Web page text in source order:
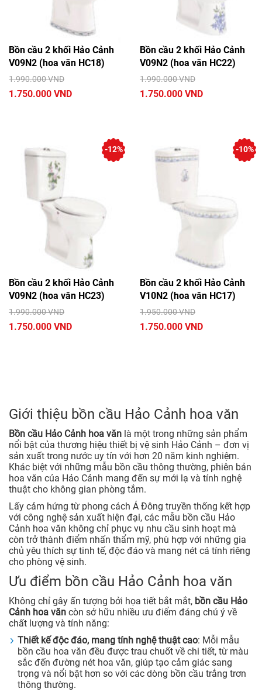
Bồn cầu 2 khối Hảo Cảnh
V09N2 (hoa văn HC18)
1.990.000 VND
1.750.000 VND
Bồn cầu 2 khối Hảo Cảnh
V09N2 (hoa văn HC22)
1.990.000 VND
1.750.000 VND
Bồn cầu 2 khối Hảo Cảnh
V09N2 (hoa văn HC23)
1.990.000 VND
1.750.000 VND
-12%
Bồn cầu 2 khối Hảo Cảnh
V10N2 (hoa văn HC17)
1.950.000 VND
1.750.000 VND
-10%
Giới thiệu bồn cầu Hảo Cảnh hoa văn
Bồn cầu Hảo Cảnh hoa văn là một trong những sản phẩm
nổi bật của thương hiệu thiết bị vệ sinh Hảo Cảnh – đơn vị
sản xuất trong nước uy tín với hơn 20 năm kinh nghiệm.
Khác biệt với những mẫu bồn cầu thông thường, phiên bản
hoa văn của Hảo Cảnh mang đến sự mới lạ và tính nghệ
thuật cho không gian phòng tắm.
Lấy cảm hứng từ phong cách Á Đông truyền thống kết hợp
với công nghệ sản xuất hiện đại, các mẫu bồn cầu Hảo
Cảnh hoa văn không chỉ phục vụ nhu cầu sinh hoạt mà
còn trở thành điểm nhấn thẩm mỹ, phù hợp với những gia
chủ yêu thích sự tinh tế, độc đáo và mang nét cá tính riêng
cho phòng vệ sinh.
Ưu điểm bồn cầu Hảo Cảnh hoa văn
Không chỉ gây ấn tượng bởi họa tiết bắt mắt, bồn cầu Hảo
Cảnh hoa văn còn sở hữu nhiều ưu điểm đáng chú ý về
chất lượng và tính năng:
Thiết kế độc đáo, mang tính nghệ thuật cao: Mỗi mẫu
bồn cầu hoa văn đều được trau chuốt về chi tiết, từ màu
sắc đến đường nét hoa văn, giúp tạo cảm giác sang
trọng và nổi bật hơn so với các dòng bồn cầu trắng trơn
thông thường.